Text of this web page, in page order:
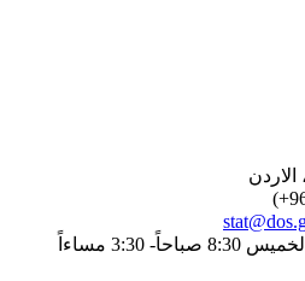
الاردن
صباحاً- 3:30 مساءاً